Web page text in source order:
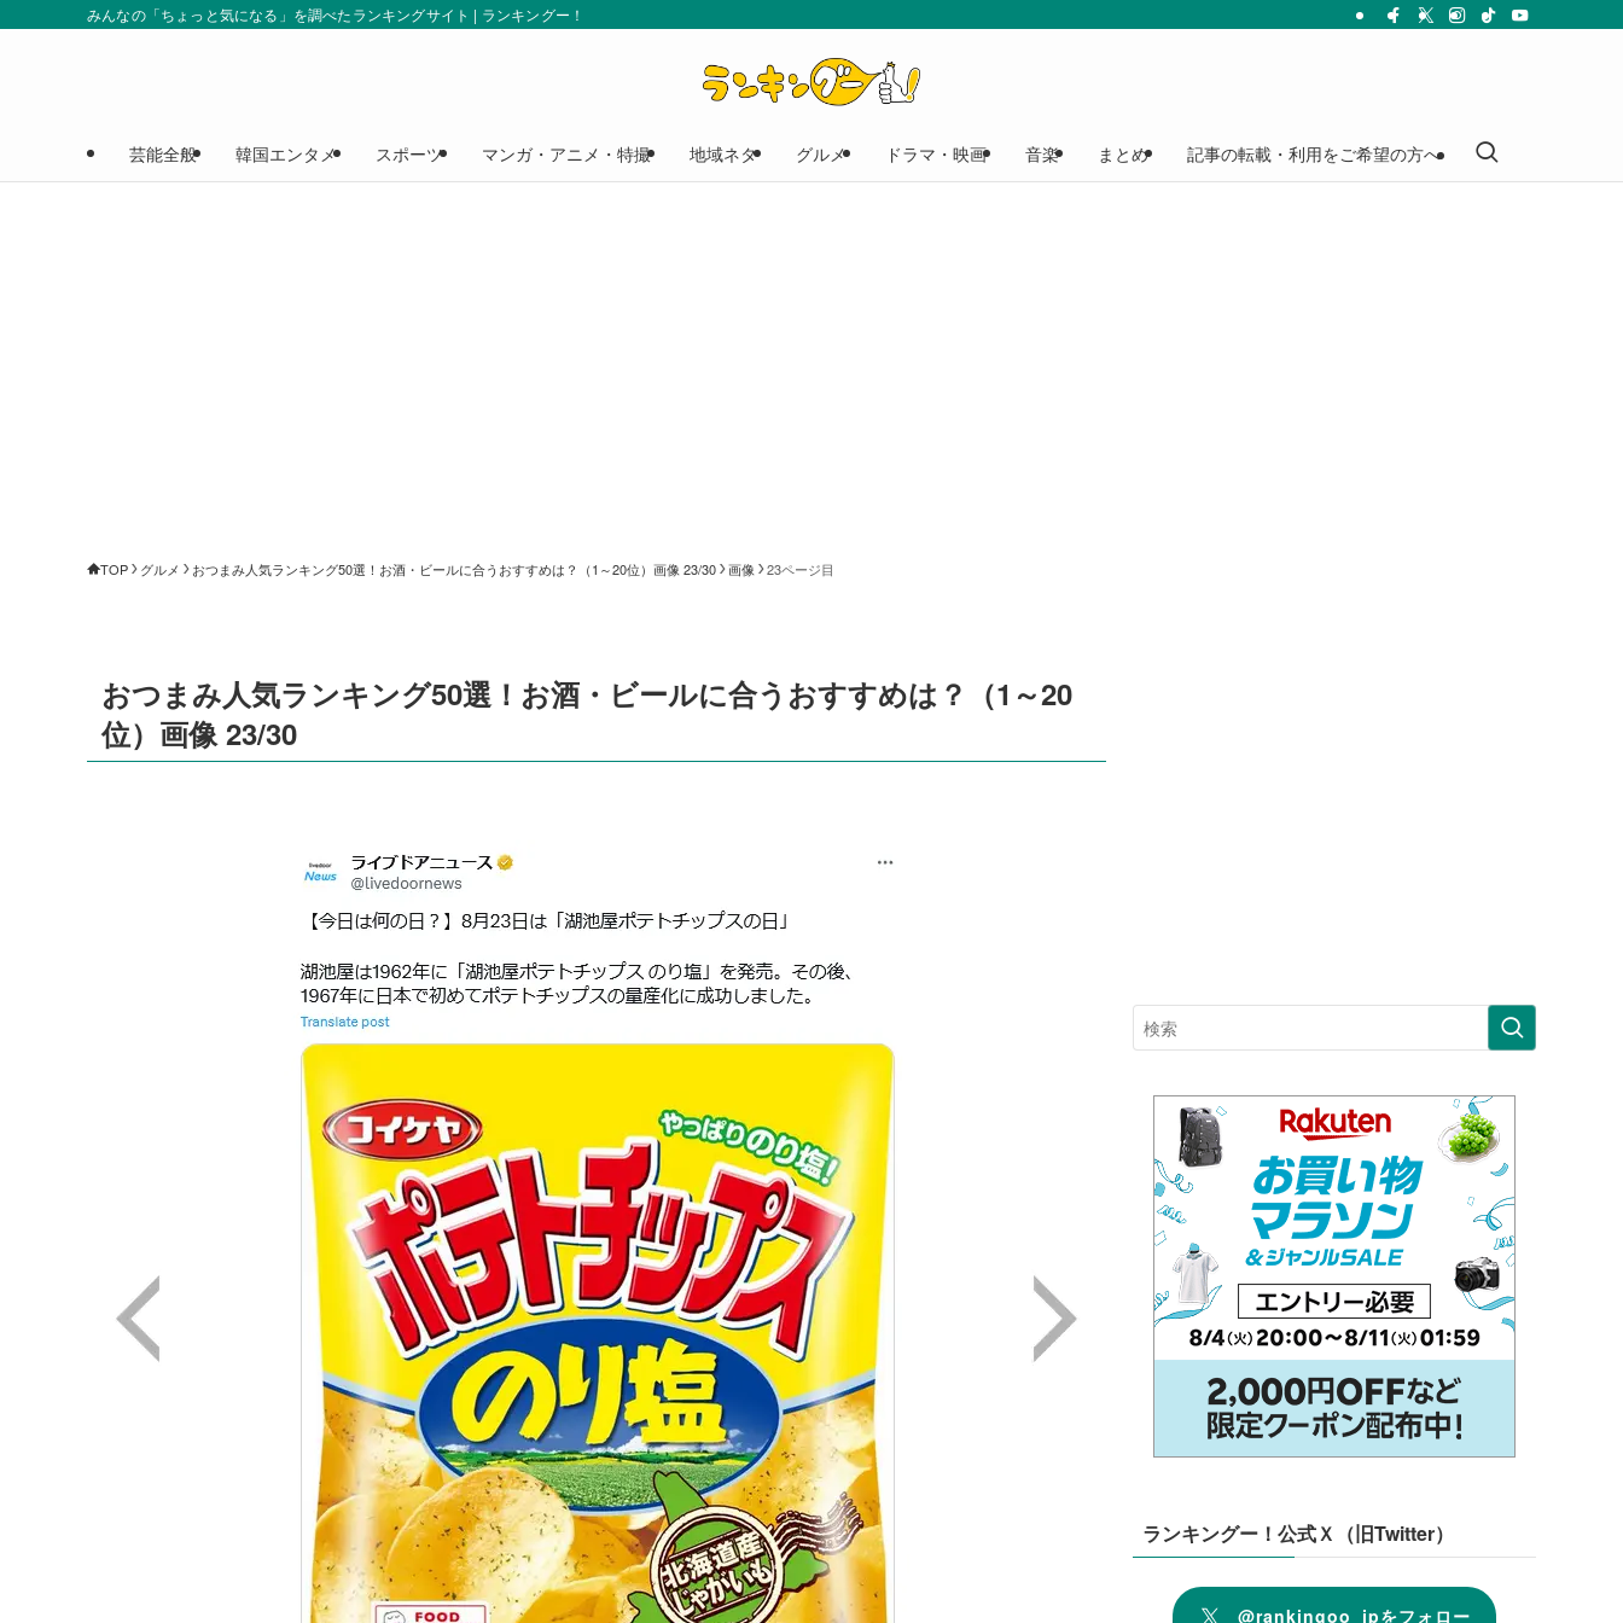
みんなの「ちょっと気になる」を調べたランキングサイト | ランキングー！
芸能全般 韓国エンタメ スポーツ マンガ・アニメ・特撮 地域ネタ グルメ ドラマ・映画 音楽 まとめ 記事の転載・利用をご希望の方へ
TOP グルメ おつまみ人気ランキング50選！お酒・ビールに合うおすすめは？（1～20位）画像 23/30 画像 23ページ目
おつまみ人気ランキング50選！お酒・ビールに合うおすすめは？（1～20
位）画像 23/30
ランキングー！公式Ｘ（旧Twitter）
@rankingoo_jpをフォロー